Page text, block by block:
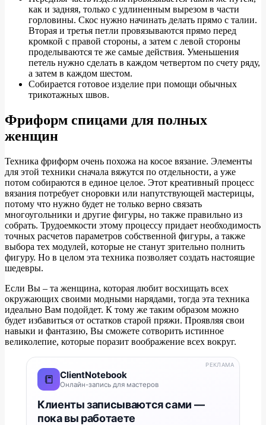
как и задняя, только с удлиненным вырезом в части
горловины. Скос нужно начинать делать прямо с талии.
Вторая и третья петли провязываются прямо перед
кромкой с правой стороны, а затем с левой стороны
проделываются те же самые действия. Уменьшения
петель нужно сделать в каждом четвертом по счету ряду,
а затем в каждом шестом.
Собирается готовое изделие при помощи обычных
трикотажных швов.
Фриформ спицами для полных
женщин
Техника фриформ очень похожа на косое вязание. Элементы
для этой техники сначала вяжутся по отдельности, а уже
потом собираются в единое целое. Этот креативный процесс
вязания потребует сноровки или напутствующей мастерицы,
потому что нужно будет не только верно связать
многоугольники и другие фигуры, но также правильно из
собрать. Трудоемкости этому процессу придает необходимость
точных расчетов параметров собственной фигуры, а также
выбора тех модулей, которые не станут зрительно полнить
фигуру. Но в целом эта техника позволяет создать настоящие
шедевры.
Если Вы – та женщина, которая любит восхищать всех
окружающих своими модными нарядами, тогда эта техника
идеально Вам подойдет. К тому же таким образом можно
будет избавиться от остатков старой пряжи. Проявляя свои
навыки и фантазию, Вы сможете сотворить истинное
великолепие, которые поразит воображение всех вокруг.
📒 ClientNotebook
Онлайн-запись для мастеров
Клиенты записываются сами —
пока вы работаете
РЕКЛАМА